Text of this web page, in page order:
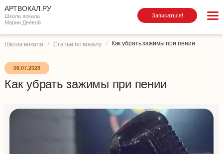
АРТВОКАЛ.РУ
Школа вокала
Марии Деевой
Записаться!
Школа вокала Статьи по вокалу Как убрать зажимы при пении
Как убрать зажимы при пении
08.07.2026